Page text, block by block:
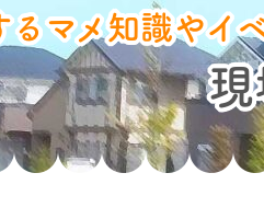
るマメ知識やイ
現